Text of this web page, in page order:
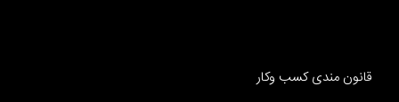
قانون مندی کسب وکار